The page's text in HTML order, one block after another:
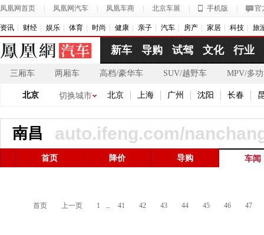
凤凰网首页 凤凰网汽车 凤凰车商 北京车展 手机版 官
资讯 财经 娱乐 体育 时尚 健康 亲子 汽车 房产 家居 科技 旅
新车 导购 试驾 文化 行业
三厢车 两厢车 高档/豪华车 SUV/越野车 MPV/多
北京 切换城市 北京 上海 广州 沈阳 长春
南昌 auto.ifeng.com/
首页 降价 导购 车闻
首页 上一页 1 .. 41 42 43 44 45 46 47